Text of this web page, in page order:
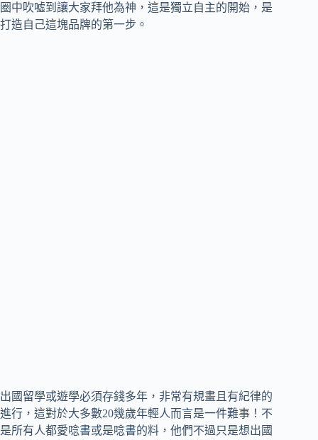
圈中吹噓到讓大家拜他為神，這是獨立自主的開始，是
打造自己這塊品牌的第一步。
出國留學或遊學必須存錢多年，非常有規畫且有紀律的
進行，這對於大多數20幾歲年輕人而言是一件難事！不
是所有人都愛唸書或是唸書的料，他們不過只是想出國